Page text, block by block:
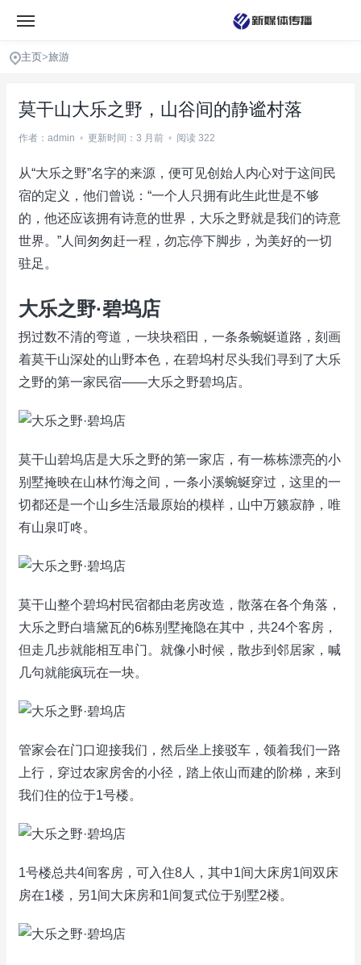
主页>旅游
莫干山大乐之野，山谷间的静谧村落
作者：admin • 更新时间：3 月前 • 阅读 322
从“大乐之野”名字的来源，便可见创始人内心对于这间民
宿的定义，他们曾说：“一个人只拥有此生此世是不够
的，他还应该拥有诗意的世界，大乐之野就是我们的诗意
世界。”人间匆匆赶一程，勿忘停下脚步，为美好的一切
驻足。
大乐之野·碧坞店
拐过数不清的弯道，一块块稻田，一条条蜿蜒道路，刻画
着莫干山深处的山野本色，在碧坞村尽头我们寻到了大乐
之野的第一家民宿——大乐之野碧坞店。
莫干山碧坞店是大乐之野的第一家店，有一栋栋漂亮的小
别墅掩映在山林竹海之间，一条小溪蜿蜒穿过，这里的一
切都还是一个山乡生活最原始的模样，山中万籁寂静，唯
有山泉叮咚。
莫干山整个碧坞村民宿都由老房改造，散落在各个角落，
大乐之野白墙黛瓦的6栋别墅掩隐在其中，共24个客房，
但走几步就能相互串门。就像小时候，散步到邻居家，喊
几句就能疯玩在一块。
管家会在门口迎接我们，然后坐上接驳车，领着我们一路
上行，穿过农家房舍的小径，踏上依山而建的阶梯，来到
我们住的位于1号楼。
1号楼总共4间客房，可入住8人，其中1间大床房1间双床
房在1楼，另1间大床房和1间复式位于别墅2楼。